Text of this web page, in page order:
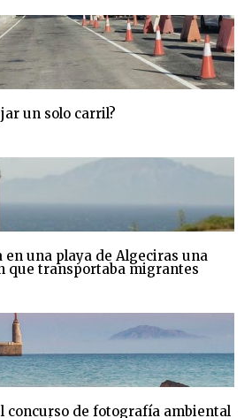
un solo carril?
una playa de Algeciras una
que transportaba migrantes
concurso de fotografía ambiental